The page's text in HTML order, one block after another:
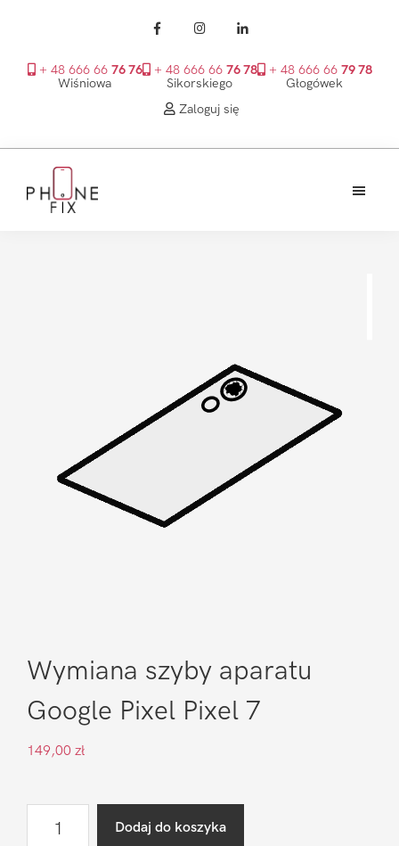
+ 48 666 66 76 76
Wiśniowa
+ 48 666 66 76 78
Sikorskiego
+ 48 666 66 79 78
Głogówek
Zaloguj się
głównego
Wymiana szyby aparatu
Google Pixel Pixel 7
149,00 zł
Dodaj do koszyka